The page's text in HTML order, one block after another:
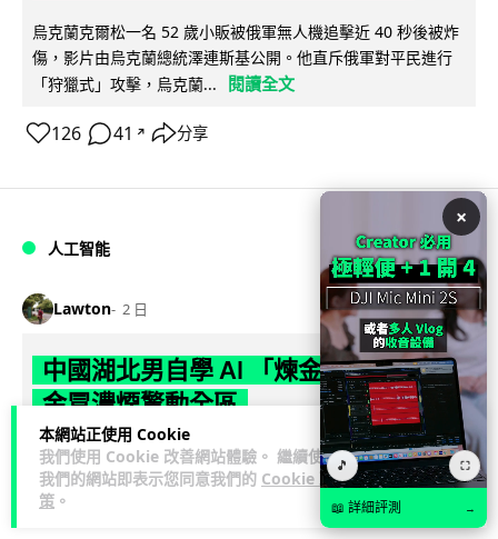
本網站正使用 Cookie
我們使用 Cookie 改善網站體驗。 繼續使用
我們的網站即表示您同意我們的 Cookie 政
策 。
烏克蘭克爾松一名 52 歲小販被俄軍無人機追擊近 40 秒後被炸
傷，影片由烏克蘭總統澤連斯基公開。他直斥俄軍對平民進行
「狩獵式」攻擊，烏克蘭...
閱讀全文
126 41 ↗ 分享
人工智能
Lawton 2 日
中國湖北男自學 AI 「煉金術」 屋內煉
金冒濃煙驚動全區
中國湖北黃石一名男子見金價高企，利用 AI 自學提煉黃金，在
租住單位私設高壓爐及作坊冶煉，過程產生大量刺鼻濃煙，驚
動鄰居報警。警方到場揭發整...
×
🎵 ⛶
📖 詳細評測 →